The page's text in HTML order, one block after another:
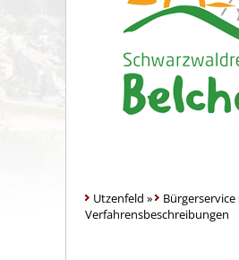
Utzenfeld » Bürgerservice
Verfahrensbeschreibungen